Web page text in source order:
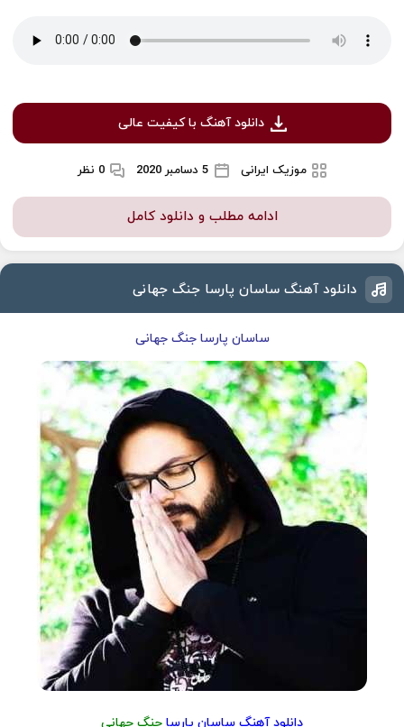
دانلود آهنگ با کیفیت عالی
موزیک ایرانی 5 دسامبر 2020 0 نظر
ادامه مطلب و دانلود کامل
دانلود آهنگ ساسان پارسا جنگ جهانی
ساسان پارسا جنگ جهانی
دانلود آهنگ ساسان پارسا جنگ جهانی